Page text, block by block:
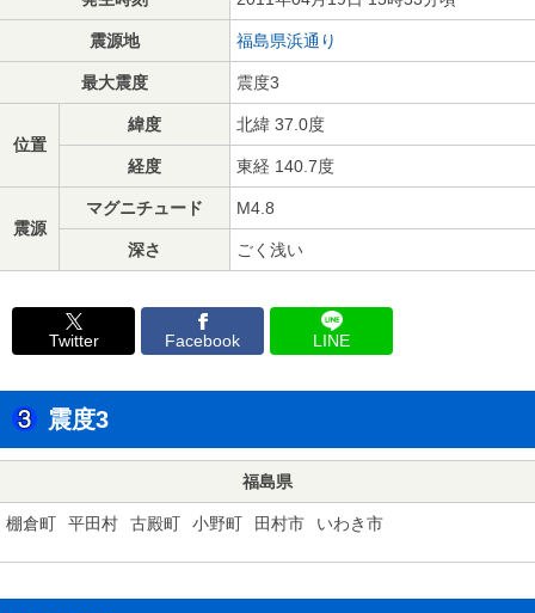
震源地 福島県浜通り
最大震度 震度3
位置
緯度 北緯 37.0度
経度 東経 140.7度
震源
マグニチュード M4.8
深さ ごく浅い
Twitter Facebook LINE
震度3
福島県
棚倉町 平田村 古殿町 小野町 田村市 いわき市